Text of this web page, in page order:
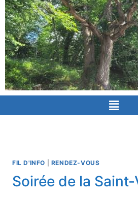
FIL D'INFO RENDEZ-VOUS
Soirée de la